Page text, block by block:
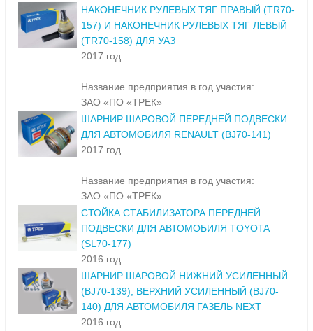
НАКОНЕЧНИК РУЛЕВЫХ ТЯГ ПРАВЫЙ (TR70-
157) И НАКОНЕЧНИК РУЛЕВЫХ ТЯГ ЛЕВЫЙ
(TR70-158) ДЛЯ УАЗ
2017 год
Название предприятия в год участия:
ЗАО «ПО «ТРЕК»
ШАРНИР ШАРОВОЙ ПЕРЕДНЕЙ ПОДВЕСКИ
ДЛЯ АВТОМОБИЛЯ RENAULT (BJ70-141)
2017 год
Название предприятия в год участия:
ЗАО «ПО «ТРЕК»
СТОЙКА СТАБИЛИЗАТОРА ПЕРЕДНЕЙ
ПОДВЕСКИ ДЛЯ АВТОМОБИЛЯ TOYOTA
(SL70-177)
2016 год
ШАРНИР ШАРОВОЙ НИЖНИЙ УСИЛЕННЫЙ
(BJ70-139), ВЕРХНИЙ УСИЛЕННЫЙ (BJ70-
140) ДЛЯ АВТОМОБИЛЯ ГАЗЕЛЬ NEXT
2016 год